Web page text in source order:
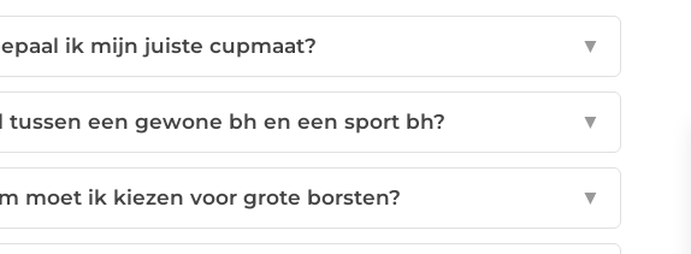
ik mijn juiste cupmaat? ▼
tussen een gewone bh en een sport bh? ▼
moet ik kiezen voor grote borsten? ▼